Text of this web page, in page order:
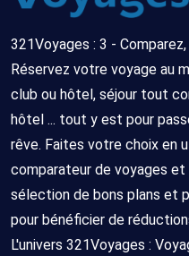
321Voyages : 3 -
Réservez votre voyage au
club ou hôtel, séjour tout
hôtel ... tout y est pour
rêve. Faites votre choix en
comparateur de voyages
sélection de bons plans et
pour bénéficier de
L'univers 321Voyages :